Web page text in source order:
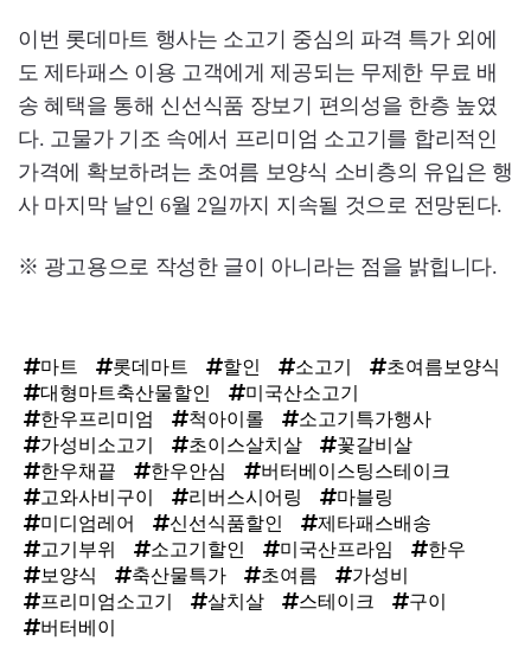
이번 롯데마트 행사는 소고기 중심의 파격 특가 외에
도 제타패스 이용 고객에게 제공되는 무제한 무료 배
송 혜택을 통해 신선식품 장보기 편의성을 한층 높였
다. 고물가 기조 속에서 프리미엄 소고기를 합리적인
가격에 확보하려는 초여름 보양식 소비층의 유입은 행
사 마지막 날인 6월 2일까지 지속될 것으로 전망된다.
※ 광고용으로 작성한 글이 아니라는 점을 밝힙니다.
마트 롯데마트 할인 소고기
초여름보양식
대형마트축산물할인
미국산소고기
한우프리미엄
척아이롤
소고기특가행사
가성비소고기
초이스살치살
꽃갈비살
한우채끝
한우안심
버터베이스팅스테이크
고와사비구이
리버스시어링
마블링
미디엄레어
신선식품할인
제타패스배송
고기부위
소고기할인 미국산프라임
한우
보양식
축산물특가 초여름
가성비
프리미엄소고기
살치살 스테이크
구이
버터베이